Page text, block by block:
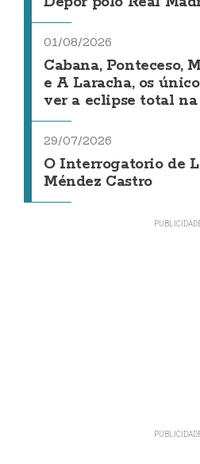
01/08/2026
Cabana, Ponteceso,
e A Laracha, os
ver a eclipse total
29/07/2026
O Interrogatorio de
Méndez Castro